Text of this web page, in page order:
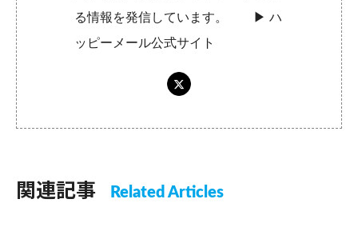
る情報を発信しています。 ▶︎ハ
ッピーメール公式サイト
関連記事 Related Articles